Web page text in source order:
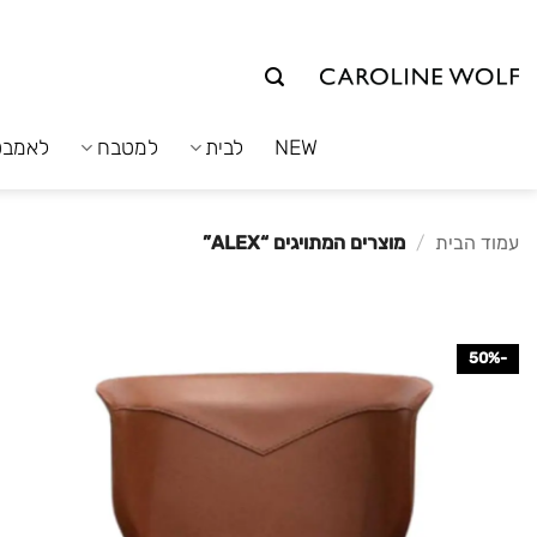
NEW לבית למטבח
עמוד הבית / מוצרים המתויגים “ALEX”
-50%